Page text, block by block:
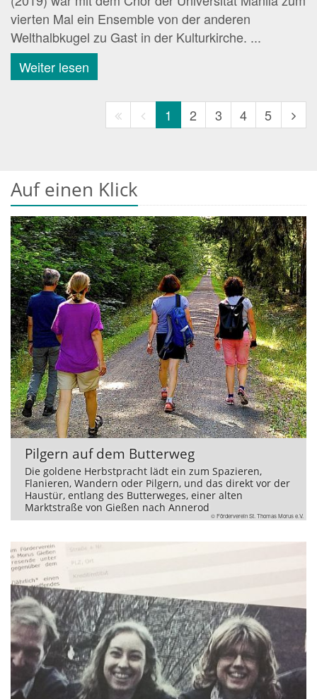
vierten Mal ein Ensemble von der anderen
Welthalbkugel zu Gast in der Kulturkirche. ...
Weiter lesen
resolvedTitle
resolvedTitle
resolvedTitle
1 resolvedTitle
2 resolvedTitle
3 resolvedTitle
4 5
Auf einen Klick
Pilgern auf dem Butterweg
Die goldene Herbstpracht lädt ein zum Spazieren,
Flanieren, Wandern oder Pilgern, und das direkt vor der
Haustür, entlang des Butterweges, einer alten
Marktstraße von Gießen nach Annerod
© Förderverein St. Thomas Morus e.V.